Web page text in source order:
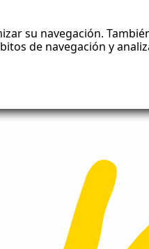
su navegación.
de navegación y